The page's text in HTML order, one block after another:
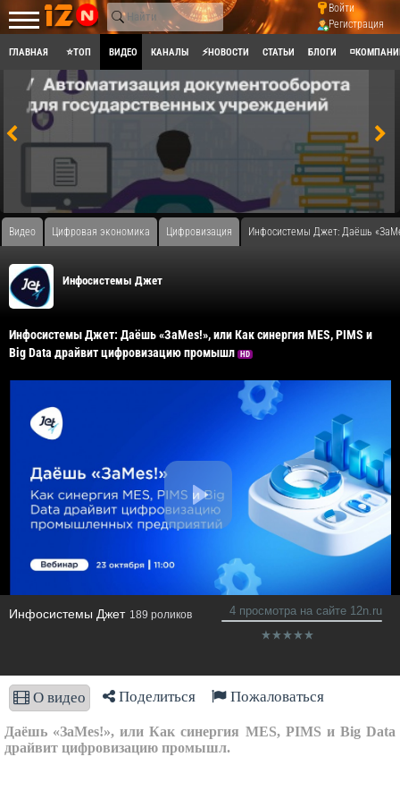
Войти
Регистрация
ГЛАВНАЯ ⭐ТОП ВИДЕО КАНАЛЫ ⚡НОВОСТИ СТАТЬИ БЛОГИ
Видео Цифровая экономика Цифровизация Инфосистемы Джет: Даёшь
Инфосистемы Джет
Инфосистемы Джет: Даёшь «ЗаMes!», или Как синергия MES, PIMS и
Big Data драйвит цифровизацию промышл
HD
Инфосистемы Джет 189 роликов 4 просмотра на сайте 12n.ru
О видео Поделиться Пожаловаться
Даёшь «ЗаMes!», или Как синергия MES, PIMS и Big Data
драйвит цифровизацию промышл.